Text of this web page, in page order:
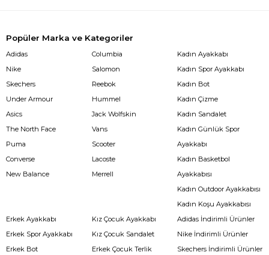
Popüler Marka ve Kategoriler
Adidas
Nike
Skechers
Under Armour
Asics
The North Face
Puma
Converse
New Balance
Columbia
Salomon
Reebok
Hummel
Jack Wolfskin
Vans
Scooter
Lacoste
Merrell
Kadın Ayakkabı
Kadın Spor Ayakkabı
Kadın Bot
Kadın Çizme
Kadın Sandalet
Kadın Günlük Spor
Ayakkabı
Kadın Basketbol
Ayakkabısı
Kadın Outdoor Ayakkabısı
Kadın Koşu Ayakkabısı
Erkek Ayakkabı
Erkek Spor Ayakkabı
Erkek Bot
Kız Çocuk Ayakkabı
Kız Çocuk Sandalet
Erkek Çocuk Terlik
Adidas İndirimli Ürünler
Nike İndirimli Ürünler
Skechers İndirimli Ürünler